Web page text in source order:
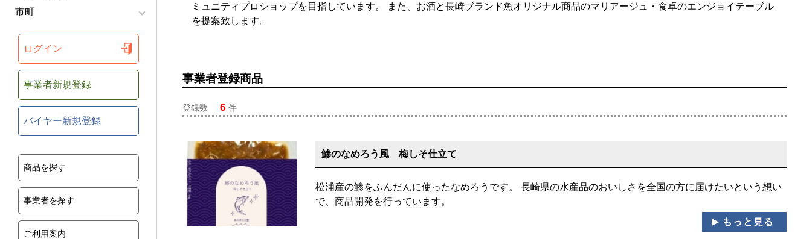
市町
ログイン
事業者新規登録
バイヤー新規登録
商品を探す
事業者を探す
ご利用案内
ミュニティプロショップを目指しています。 また、お酒と長崎ブランド魚オリジナル商品のマリアージュ・食卓のエンジョイテーブル
を提案致します。
事業者登録商品
登録数 6 件
鯵のなめろう風 梅しそ仕立て
松浦産の鯵をふんだんに使ったなめろうです。 長崎県の水産品のおいしさを全国の方に届けたいという想い
で、商品開発を行っています。